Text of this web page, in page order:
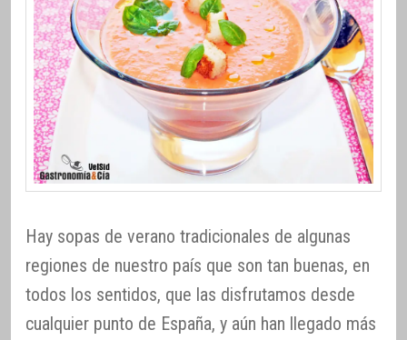
Hay sopas de verano tradicionales de algunas
regiones de nuestro país que son tan buenas, en
todos los sentidos, que las disfrutamos desde
cualquier punto de España, y aún han llegado más